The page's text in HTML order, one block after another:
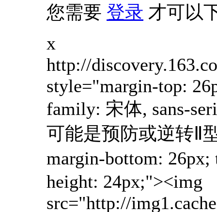
您需要 登录 才可以
x
http://
style="margin-top:
family: 宋体, sans-
可能是预防或逆转Ⅱ
margin-bottom:
height: 24px;"><img
src="http://